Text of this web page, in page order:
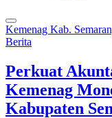
Kemenag Kab.
Berita
Perkuat
Kemenag
Kabupaten